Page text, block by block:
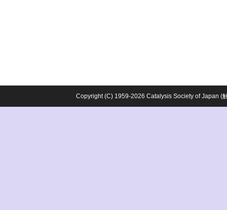
Copyright (C) 1959-2026 Catalysis Society of Japan (